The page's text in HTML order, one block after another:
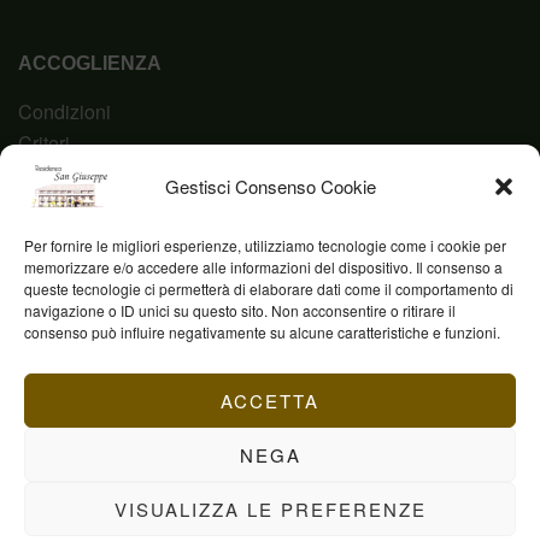
Gestisci Consenso Cookie
Per fornire le migliori esperienze, utilizziamo tecnologie come i cookie per
memorizzare e/o accedere alle informazioni del dispositivo. Il consenso a
queste tecnologie ci permetterà di elaborare dati come il comportamento di
navigazione o ID unici su questo sito. Non acconsentire o ritirare il
consenso può influire negativamente su alcune caratteristiche e funzioni.
ACCETTA
NEGA
VISUALIZZA LE PREFERENZE
ACCOGLIENZA
Condizioni
Criteri
Domanda
Codice Etico
Fond. Casa San Giuseppe ETS © 2023 | P.IVA